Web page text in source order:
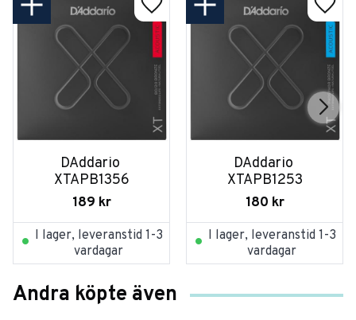
DAddario
XTAPB1356
189 kr
I lager, leveranstid 1-3
vardagar
DAddario
XTAPB1253
180 kr
I lager, leveranstid 1-3
vardagar
Andra köpte även